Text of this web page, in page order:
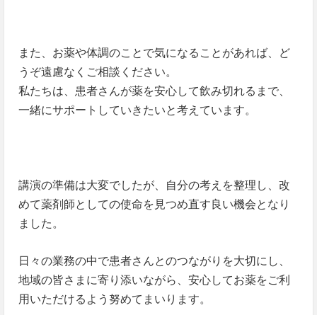
また、お薬や体調のことで気になることがあれば、ど
うぞ遠慮なくご相談ください。
私たちは、患者さんが薬を安心して飲み切れるまで、
一緒にサポートしていきたいと考えています。
講演の準備は大変でしたが、自分の考えを整理し、改
めて薬剤師としての使命を見つめ直す良い機会となり
ました。
日々の業務の中で患者さんとのつながりを大切にし、
地域の皆さまに寄り添いながら、安心してお薬をご利
用いただけるよう努めてまいります。